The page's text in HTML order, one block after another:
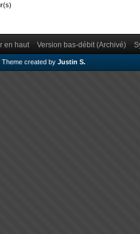
en haut Version bas-débit (Archivé)
Theme created by Justin S.